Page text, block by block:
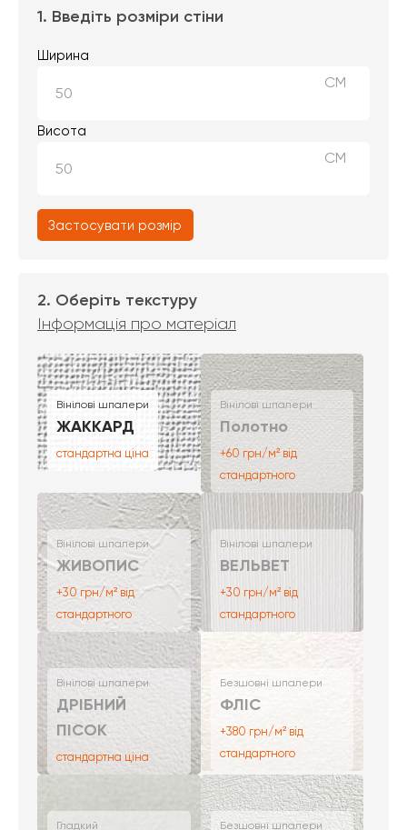
1. Введіть розміри стіни
Ширина
СМ
Висота
СМ
Застосувати розмір
2. Оберіть текстуру
Інформація про матеріал
Вінілові шпалери
ЖАККАРД
стандартна ціна
Вінілові шпалери
Полотно
+60 грн/м² від
стандартного
Вінілові шпалери
ЖИВОПИС
+30 грн/м² від
стандартного
Вінілові шпалери
ВЕЛЬВЕТ
+30 грн/м² від
стандартного
Вінілові шпалери
ДРІБНИЙ
ПІСОК
стандартна ціна
Безшовні шпалери
ФЛІС
+380 грн/м² від
стандартного
Гладкий Безшовні шпалери